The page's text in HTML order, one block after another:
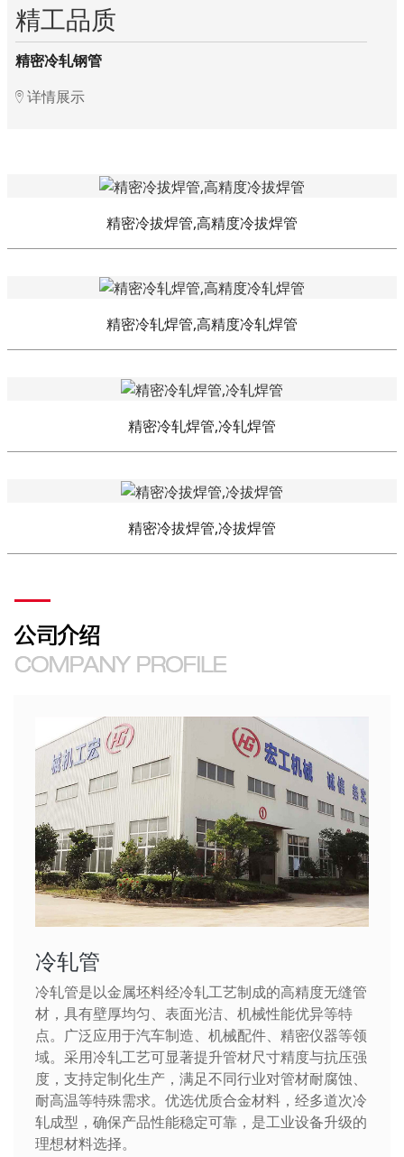
精工品质
精密冷轧钢管
详情展示
精密冷拔焊管,高精度冷拔焊管
精密冷轧焊管,高精度冷轧焊管
精密冷轧焊管,冷轧焊管
精密冷拔焊管,冷拔焊管
冷轧管
冷轧管是以金属坯料经冷轧工艺制成的高精度无缝管
材，具有壁厚均匀、表面光洁、机械性能优异等特
点。广泛应用于汽车制造、机械配件、精密仪器等领
域。采用冷轧工艺可显著提升管材尺寸精度与抗压强
度，支持定制化生产，满足不同行业对管材耐腐蚀、
耐高温等特殊需求。优选优质合金材料，经多道次冷
轧成型，确保产品性能稳定可靠，是工业设备升级的
理想材料选择。